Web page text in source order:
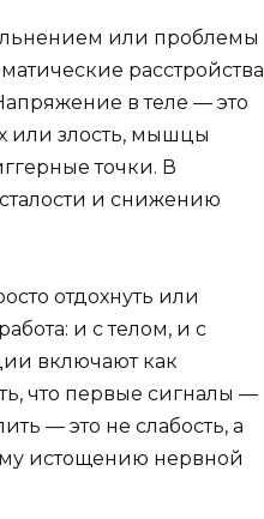
или проблемы
расстройства
в теле — это
или злость, мышцы
точки. В
и снижению
отдохнуть или
и с телом, и с
включают как
что первые сигналы —
— это не слабость, а
истощению нервной